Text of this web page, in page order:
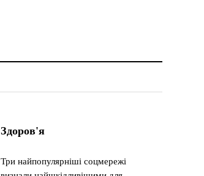
Здоров'я
Три найпопулярніші соцмережі